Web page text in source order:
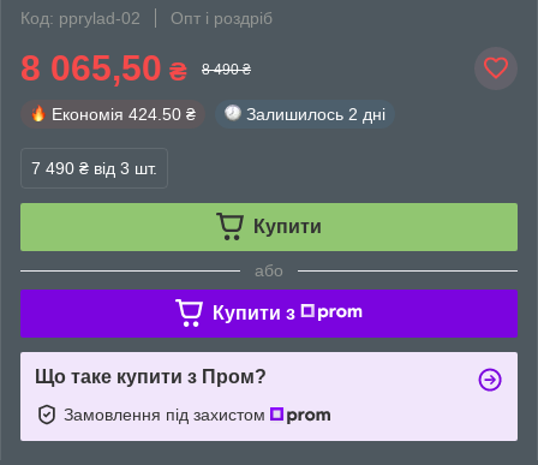
Код: pprylad-02
Опт і роздріб
8 065,50 ₴ 8 490 ₴
Економія 424.50 ₴ Залишилось 2 дні
7 490 ₴ від 3 шт.
Купити
або
Купити з
Що таке купити з Пром?
Замовлення під захистом